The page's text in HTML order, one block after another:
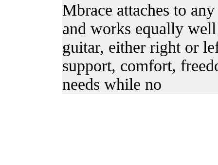
Mbrace attaches to
and works equally
guitar, either right or
support, comfort,
needs while no